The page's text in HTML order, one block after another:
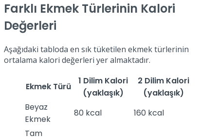
Farklı Ekmek Türlerinin Kalori
Değerleri
Aşağıdaki tabloda en sık tüketilen ekmek türlerinin
ortalama kalori değerleri yer almaktadır.
Ekmek Türü
1 Dilim Kalori
(yaklaşık)
2 Dilim Kalori
(yaklaşık)
Beyaz
Ekmek
80 kcal
160 kcal
Tam